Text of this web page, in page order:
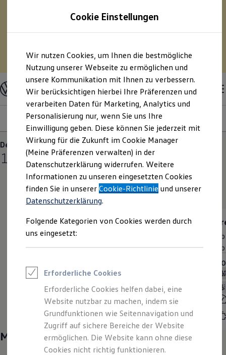
Hauptinhalt
springen
Footer
springen
75 % Sonderabschreibung auf E-Fahrzeuge? – Und
pro Monat Geld sparen?– Berechnen Sie mit
unserem Kostensimulator Ihre Spritersparnis durch
Zum Kostensimulator
Nutzfahrzeuge
Modelle & Konfigurator
Nutzfahrzeugkategorien entdecken
Modelle konfigurieren
Konfiguration laden
Modelle vergleichen
Vorgängermodelle und Oldtimer
Vorgängermodelle
Oldtimer
Bulli Historie
Branchenlösungen & Gewerbekunden
Umbaulösungen und Hersteller finden
Auf- und Umbauten entdecken & konfigurieren
Groß- und Sonderkunden
Großkunden
Journalisten
Sportvereine
Branchenlösungen
Bau & Handwerk
Kurier, Logistik & Handel
Kühlfahrzeuge
Feuerwehr
Rettungsdienste
ONE Business ID Vorteile
Fahrzeugsuche & Marktplatz
Fahrzeugsuche
Fahrzeuge online kaufen
Digitaler Marktplatz
Modelle Ausstattungsvariante Motoren
Der neue Caddy
10 Varianten
Trend
Ab inkl. MwSt.
Ab exkl. MwSt.
28.740,00 €
Diesel
Plug-In-Hybrid
Schaltgetriebe
Automatik
Leistung
75 — 90kW
Hubraum
1,5 | 2L
Mehr entdecken
Cookie Einstellungen
Wir nutzen Cookies, um Ihnen die bestmögliche
Nutzung unserer Webseite zu ermöglichen und
unsere Kommunikation mit Ihnen zu verbessern.
Wir berücksichtigen hierbei Ihre Präferenzen und
verarbeiten Daten für Marketing, Analytics und
Personalisierung nur, wenn Sie uns Ihre
Einwilligung geben. Diese können Sie jederzeit mit
Wirkung für die Zukunft im Cookie Manager
(Meine Präferenzen verwalten) in der
Datenschutzerklärung widerrufen. Weitere
Informationen zu unseren eingesetzten Cookies
finden Sie in unsererCookie-Richtlinie und unserer
Datenschutzerklärung.
Folgende Kategorien von Cookies werden durch
uns eingesetzt:
Erforderliche Cookies
Erforderliche Cookies helfen dabei, eine
Website nutzbar zu machen, indem sie
Grundfunktionen wie Seitennavigation und
Zugriff auf sichere Bereiche der Website
ermöglichen. Die Website kann ohne diese
Cookies nicht richtig funktionieren.